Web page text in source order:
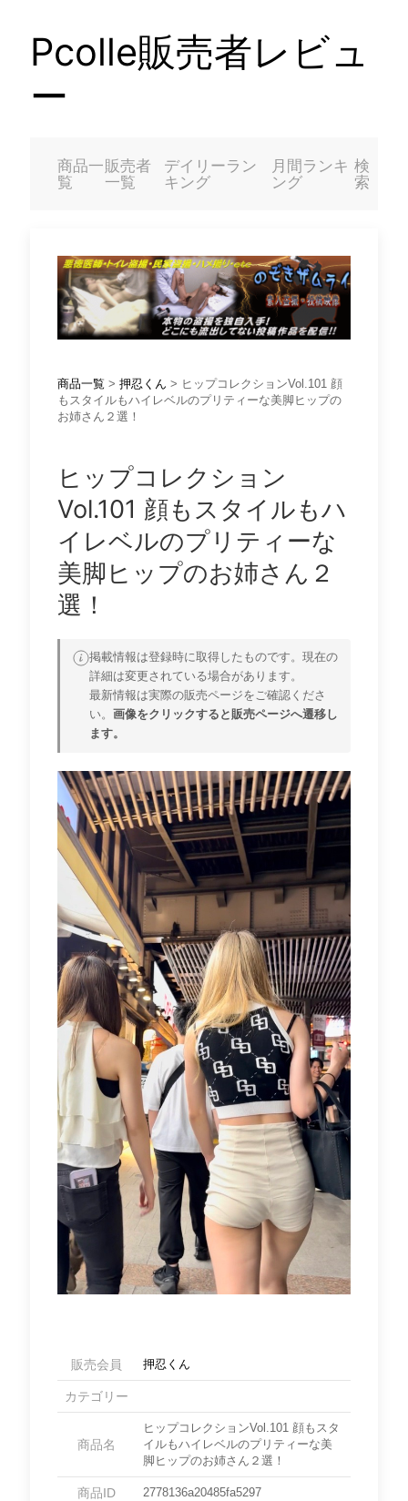
Pcolle販売者レビュ
ー
商品一
覧
販売者
一覧
デイリーラン
キング
月間ランキ
ング
検
索
商品一覧 > 押忍くん > ヒップコレクションVol.101 顔
もスタイルもハイレベルのプリティーな美脚ヒップの
お姉さん２選！
ヒップコレクション
Vol.101 顔もスタイルもハ
イレベルのプリティーな
美脚ヒップのお姉さん２
選！
掲載情報は登録時に取得したものです。現在の
詳細は変更されている場合があります。
最新情報は実際の販売ページをご確認くださ
い。 画像をクリックすると販売ページへ遷移し
ます。
販売会員 押忍くん
カテゴリー
商品名
ヒップコレクションVol.101 顔もスタ
イルもハイレベルのプリティーな美
脚ヒップのお姉さん２選！
商品ID 2778136a20485fa5297